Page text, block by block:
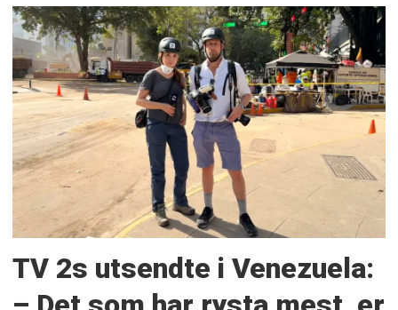
TV 2s utsendte i Venezuela: